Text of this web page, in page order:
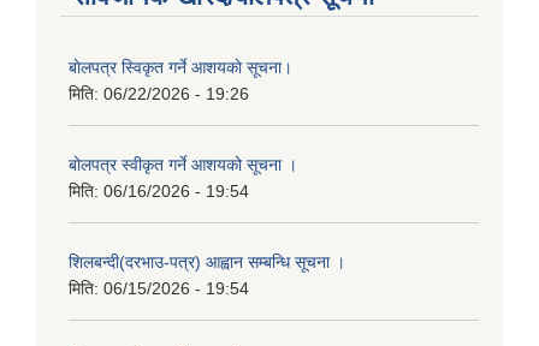
बाेलपत्र स्विकृत गर्ने आशयकाे सूचना।
मिति: 06/22/2026 - 19:26
बोलपत्र स्वीकृत गर्ने आशयको सूचना ।
मिति: 06/16/2026 - 19:54
शिलबन्दी(दरभाउ-पत्र) आह्वान सम्बन्धि सूचना ।
मिति: 06/15/2026 - 19:54